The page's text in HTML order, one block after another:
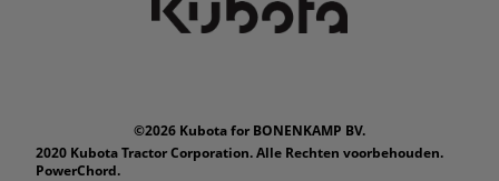
©2026 Kubota for BONENKAMP BV.
2020 Kubota Tractor Corporation. Alle Rechten voorbehouden.
PowerChord.